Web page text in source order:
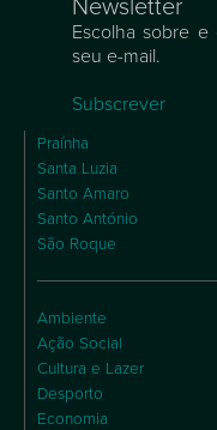
Newsletter
Escolha sobre
seu e-mail.
Subscrever
Praínha
Santa Luzia
Santo Amaro
Santo António
São Roque
Ambiente
Ação Social
Cultura e Lazer
Desporto
Economia